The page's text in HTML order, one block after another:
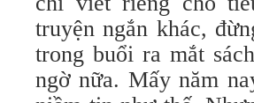
truyện ngắn khác,
trong buổi ra mắt
ngờ nữa. Mấy năm